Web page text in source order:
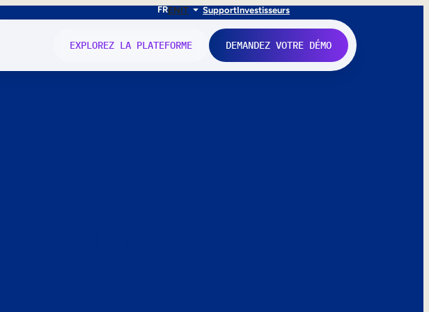
FRENIT SupportInvestisseurs
EXPLOREZ LA PLATEFORME DEMANDEZ VOTRE DÉMO